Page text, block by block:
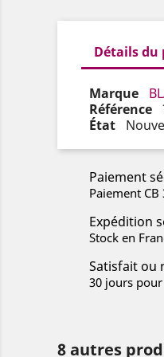
Détails
Marque
Référence
État
Paiement
Paiement CB
Expédition
Stock en
Satisfait ou
30 jours
8 autres